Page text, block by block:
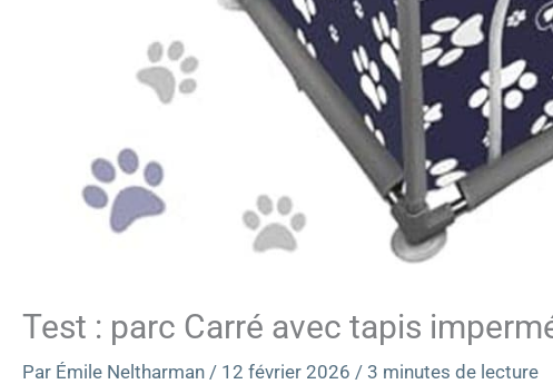
Test : parc Carré avec tapis
Par Émile Neltharman / 12 février 2026 / 3 minutes de lecture